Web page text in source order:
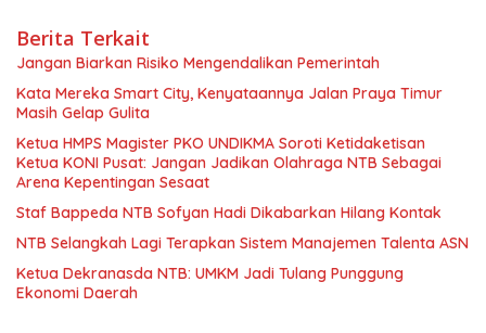
Berita Terkait
Jangan Biarkan Risiko Mengendalikan Pemerintah
Kata Mereka Smart City, Kenyataannya Jalan Praya Timur
Masih Gelap Gulita
Ketua HMPS Magister PKO UNDIKMA Soroti Ketidaketisan
Ketua KONI Pusat: Jangan Jadikan Olahraga NTB Sebagai
Arena Kepentingan Sesaat
Staf Bappeda NTB Sofyan Hadi Dikabarkan Hilang Kontak
NTB Selangkah Lagi Terapkan Sistem Manajemen Talenta ASN
Ketua Dekranasda NTB: UMKM Jadi Tulang Punggung
Ekonomi Daerah